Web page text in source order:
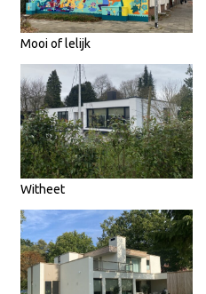
Mooi of lelijk
Witheet